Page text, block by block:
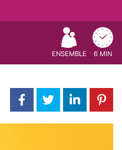
ENSEMBLE 6 MIN